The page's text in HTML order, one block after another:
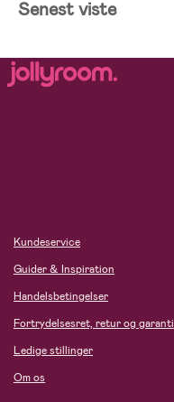
Senest viste
Kundeservice
Guider & Inspiration
Handelsbetingelser
Fortrydelsesret, retur og garanti
Ledige stillinger
Om os